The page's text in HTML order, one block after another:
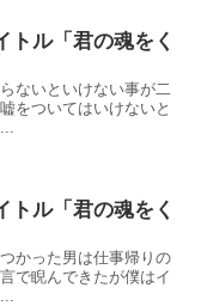
ル「君の魂をく
ないといけない事が二
をついてはいけないと
ル「君の魂をく
かった男は仕事帰りの
で睨んできたが僕はイ